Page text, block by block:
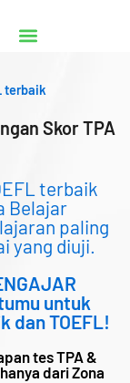
terbaik
Skor TPA
terbaik
Belajar
paling
yang diuji.
untuk
dan TOEFL!
tes TPA &
dari Zona